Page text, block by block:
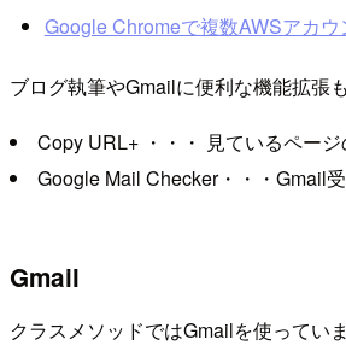
Google Chromeで複数AWSアカ
ブログ執筆やGmailに便利な機能拡張
Copy URL+ ・・・ 見ているペー
Google Mail Checker・・・Gmail
Gmail
クラスメソッドではGmailを使ってい